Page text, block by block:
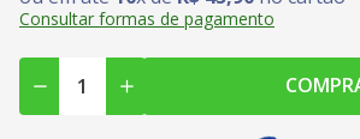
Consultar formas de pagamento